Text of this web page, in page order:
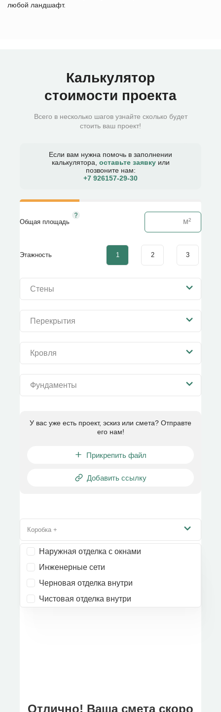
любой ландшафт.
Калькулятор
стоимости проекта
Всего в несколько шагов узнайте сколько будет
стоить ваш проект!
Если вам нужна помочь в заполнении
калькулятора, оставьте заявку или
позвоните нам:
+7 926157-29-30​
Общая площадь
Этажность 1 2 3
Стены
Перекрытия
Кровля
Фундаменты
У вас уже есть проект, эскиз или смета? Отправте
его нам!
Прикрепить файл
Добавить ссылку
Коробка +
Наружная отделка с окнами
Инженерные сети
Черновая отделка внутри
Чистовая отделка внутри
Отлично! Ваша смета скоро